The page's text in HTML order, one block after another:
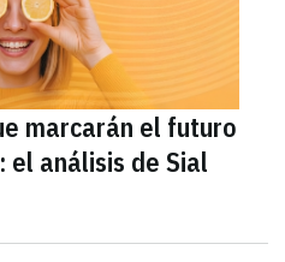
marcarán el futuro
el análisis de Sial